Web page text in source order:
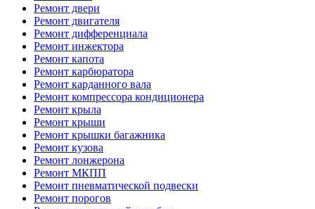
Ремонт двери
Ремонт двигателя
Ремонт дифференциала
Ремонт инжектора
Ремонт капота
Ремонт карбюратора
Ремонт карданного вала
Ремонт компрессора кондиционера
Ремонт крыла
Ремонт крыши
Ремонт крышки багажника
Ремонт кузова
Ремонт лонжерона
Ремонт МКПП
Ремонт пневматической подвески
Ремонт порогов